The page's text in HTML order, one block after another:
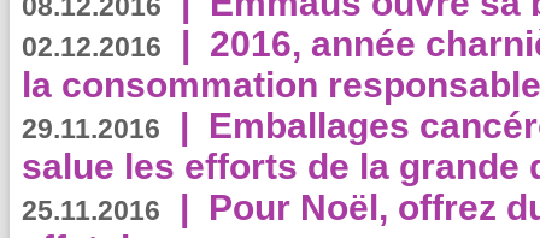
02.12.2016 | 2016, année
la consommation
29.11.2016 | Emballages
salue les efforts de la grande
25.11.2016 | Pour Noël, offrez